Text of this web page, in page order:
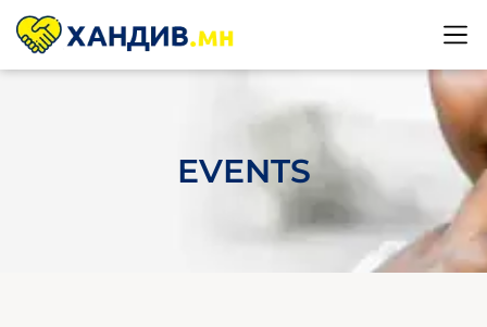
EVENTS